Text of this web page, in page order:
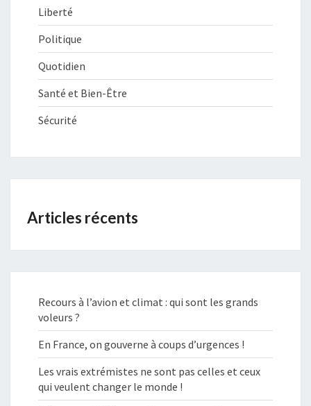
Liberté
Politique
Quotidien
Santé et Bien-Être
Sécurité
Articles récents
Recours à l’avion et climat : qui sont les grands
voleurs ?
En France, on gouverne à coups d’urgences !
Les vrais extrémistes ne sont pas celles et ceux
qui veulent changer le monde !